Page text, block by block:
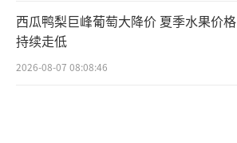
西瓜鸭梨巨峰葡萄大降价 夏季水果价格
持续走低
2026-08-07 08:08:46